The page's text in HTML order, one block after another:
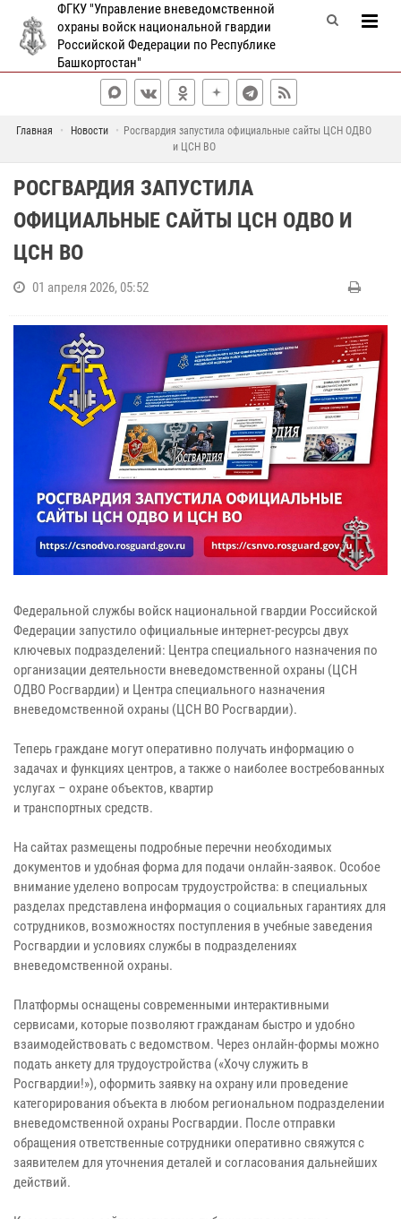
ФГКУ "Управление вневедомственной
охраны войск национальной гвардии
Российской Федерации по Республике
Башкортостан"
Главная Новости
Росгвардия запустила официальные сайты ЦСН ОДВО
и ЦСН ВО
РОСГВАРДИЯ ЗАПУСТИЛА
ОФИЦИАЛЬНЫЕ САЙТЫ ЦСН ОДВО И
ЦСН ВО
01 апреля 2026, 05:52
Федеральной службы войск национальной гвардии Российской
Федерации запустило официальные интернет-ресурсы двух
ключевых подразделений: Центра специального назначения по
организации деятельности вневедомственной охраны (ЦСН
ОДВО Росгвардии) и Центра специального назначения
вневедомственной охраны (ЦСН ВО Росгвардии).
Теперь граждане могут оперативно получать информацию о
задачах и функциях центров, а также о наиболее востребованных
услугах – охране объектов, квартир
и транспортных средств.
На сайтах размещены подробные перечни необходимых
документов и удобная форма для подачи онлайн-заявок. Особое
внимание уделено вопросам трудоустройства: в специальных
разделах представлена информация о социальных гарантиях для
сотрудников, возможностях поступления в учебные заведения
Росгвардии и условиях службы в подразделениях
вневедомственной охраны.
Платформы оснащены современными интерактивными
сервисами, которые позволяют гражданам быстро и удобно
взаимодействовать с ведомством. Через онлайн-формы можно
подать анкету для трудоустройства («Хочу служить в
Росгвардии!»), оформить заявку на охрану или проведение
категорирования объекта в любом региональном подразделении
вневедомственной охраны Росгвардии. После отправки
обращения ответственные сотрудники оперативно свяжутся с
заявителем для уточнения деталей и согласования дальнейших
действий.